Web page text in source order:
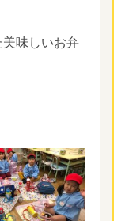
味しいお弁